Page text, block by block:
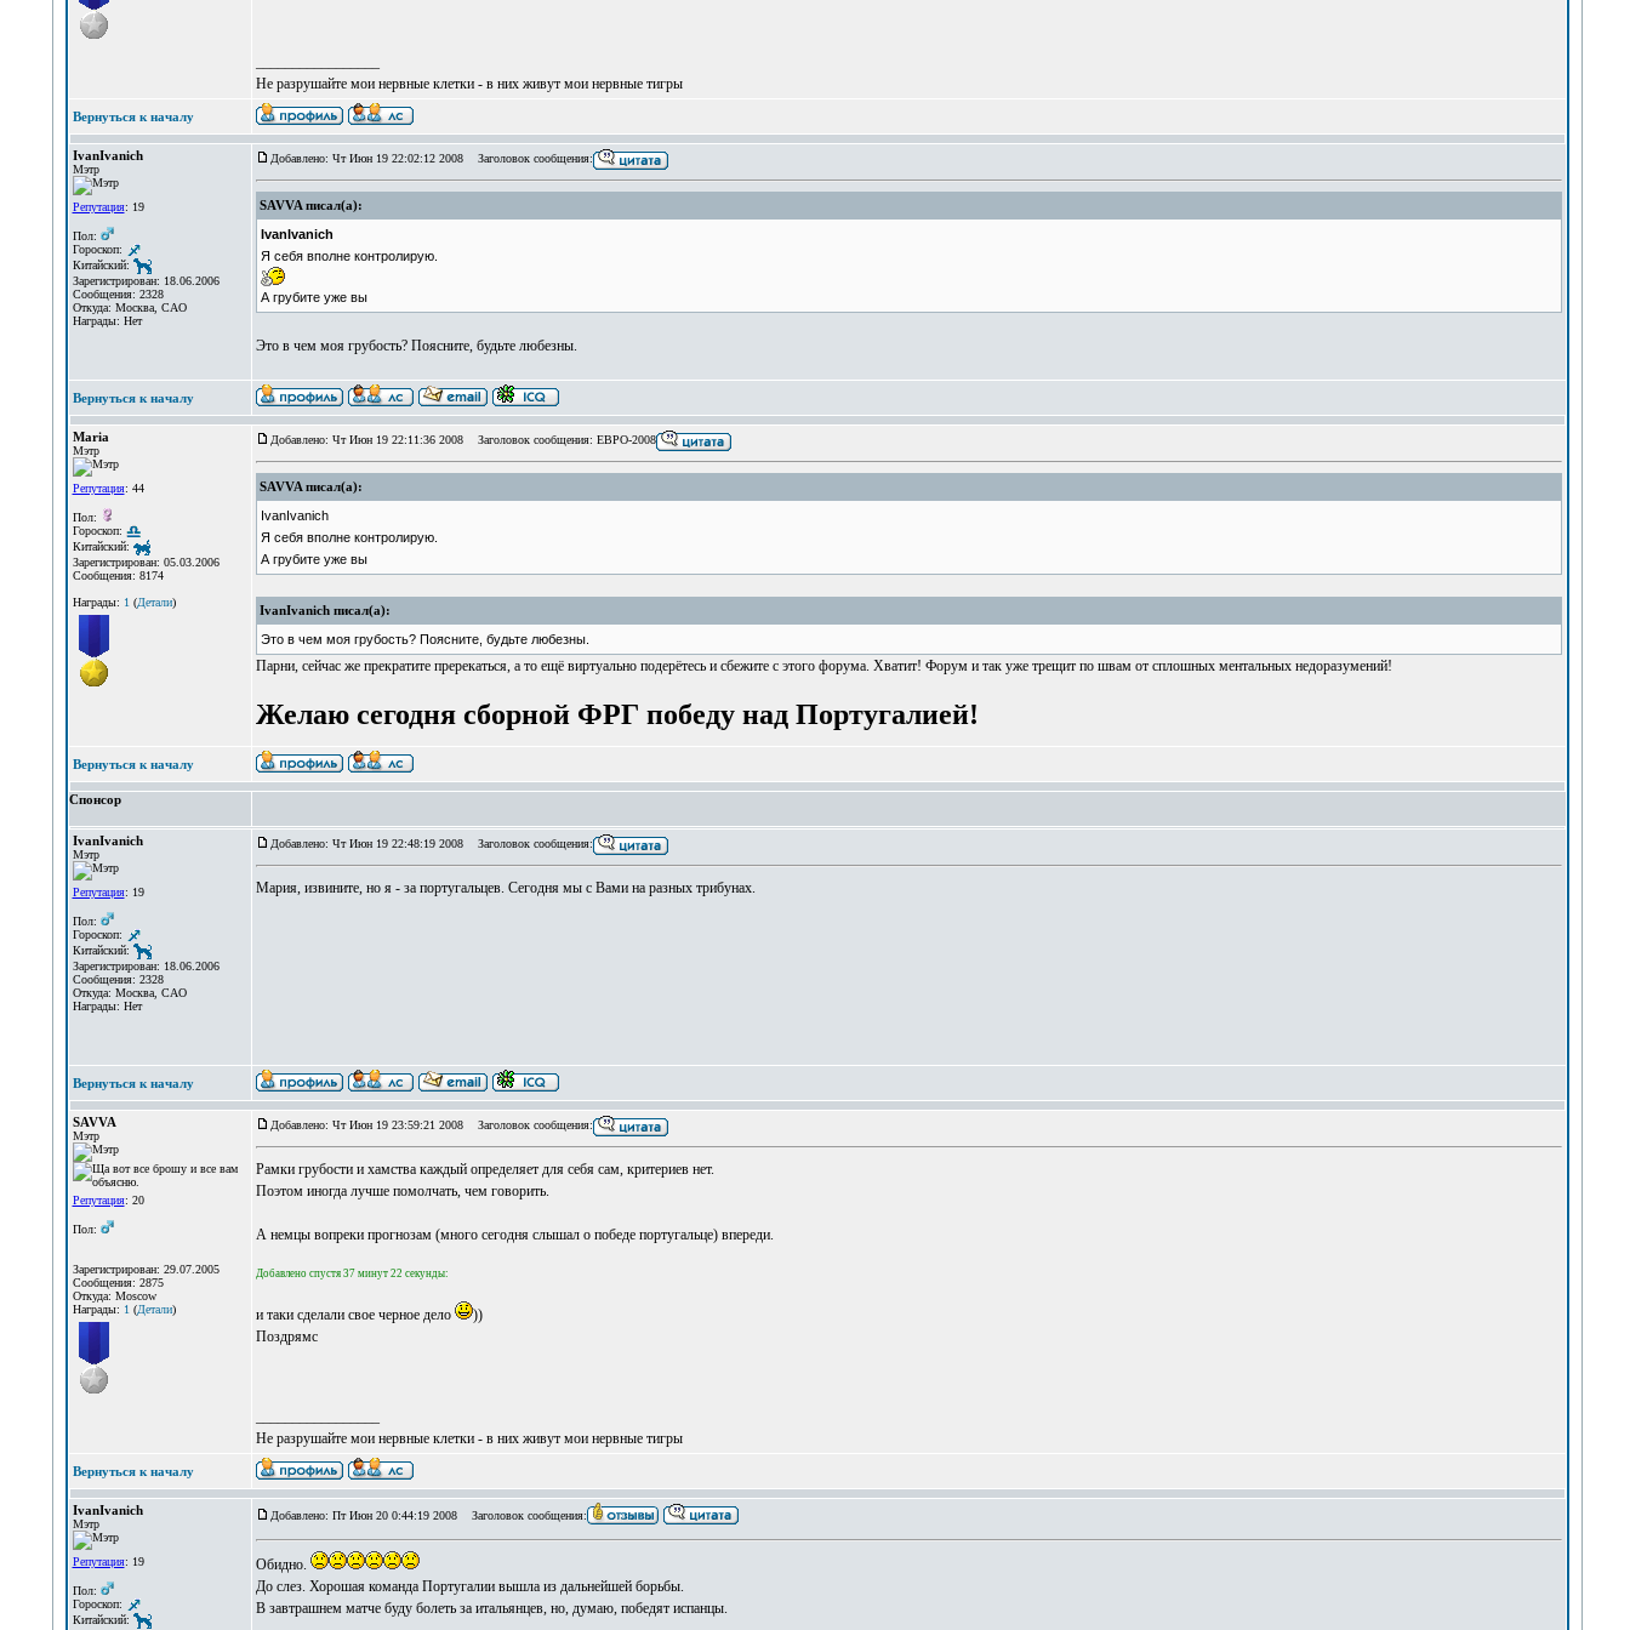
Не разрушайте мои нервные клетки - в них живут мои нервные тигры
Вернуться к началу
IvanIvanich
Мэтр
Репутация: 19
Пол:
Гороскоп:
Китайский:
Зарегистрирован: 18.06.2006
Сообщения: 2328
Откуда: Москва, САО
Награды: Нет
Добавлено: Чт Июн 19 22:02:12 2008 Заголовок сообщения:
SAVVA писал(а):
IvanIvanich
Я себя вполне контролирую.
А грубите уже вы
Это в чем моя грубость? Поясните, будьте любезны.
Вернуться к началу
Maria
Мэтр
Репутация: 44
Пол:
Гороскоп:
Китайский:
Зарегистрирован: 05.03.2006
Сообщения: 8174
Награды: 1(Детали)
Добавлено: Чт Июн 19 22:11:36 2008 Заголовок сообщения: ЕВРО-2008
SAVVA писал(а):
IvanIvanich
Я себя вполне контролирую.
А грубите уже вы
IvanIvanich писал(а):
Это в чем моя грубость? Поясните, будьте любезны.
Парни, сейчас же прекратите пререкаться, а то ещё виртуально подерётесь и сбежите с этого форума. Хватит! Форум и так уже трещит по швам от сплошных ментальных недоразумений!
Желаю сегодня сборной ФРГ победу над Португалией!
Вернуться к началу
Спонсор
IvanIvanich
Мэтр
Репутация: 19
Пол:
Гороскоп:
Китайский:
Зарегистрирован: 18.06.2006
Сообщения: 2328
Откуда: Москва, САО
Награды: Нет
Добавлено: Чт Июн 19 22:48:19 2008 Заголовок сообщения:
Мария, извините, но я - за португальцев. Сегодня мы с Вами на разных трибунах.
Вернуться к началу
SAVVA
Мэтр
Репутация: 20
Пол:
Зарегистрирован: 29.07.2005
Сообщения: 2875
Откуда: Moscow
Награды: 1 (Детали)
Добавлено: Чт Июн 19 23:59:21 2008 Заголовок сообщения:
Рамки грубости и хамства каждый определяет для себя сам, критериев нет.
Поэтом иногда лучше помолчать, чем говорить.
А немцы вопреки прогнозам (много сегодня слышал о победе португальце) впереди.
Добавлено спустя 37 минут 22 секунды:
и таки сделали свое черное дело
))
Поздрямс
Не разрушайте мои нервные клетки - в них живут мои нервные тигры
Вернуться к началу
IvanIvanich
Мэтр
Репутация: 19
Пол:
Гороскоп:
Китайский:
Добавлено: Пт Июн 20 0:44:19 2008 Заголовок сообщения:
Обидно.
До слез. Хорошая команда Португалии вышла из дальнейшей борьбы.
В завтрашнем матче буду болеть за итальянцев, но, думаю, победят испанцы.